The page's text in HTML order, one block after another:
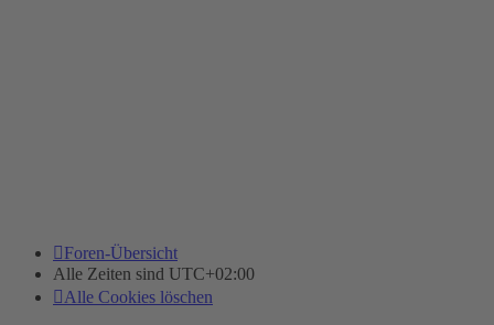
Foren-Übersicht
Alle Zeiten sind UTC+02:00
Alle Cookies löschen